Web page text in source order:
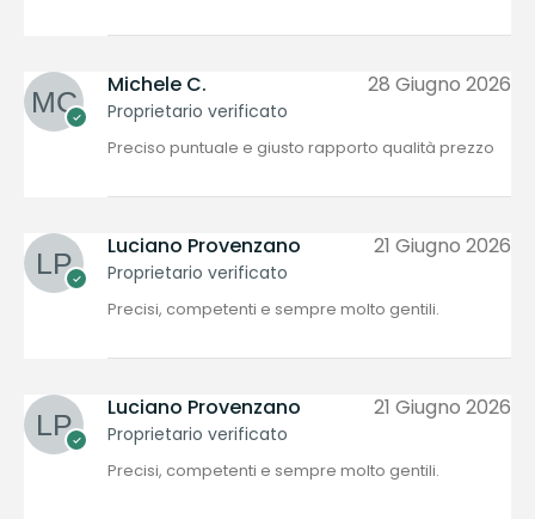
Michele C.
Proprietario verificato
28 Giugno 2026
Preciso puntuale e giusto rapporto qualità prezzo
Luciano Provenzano
Proprietario verificato
21 Giugno 2026
Precisi, competenti e sempre molto gentili.
Luciano Provenzano
Proprietario verificato
21 Giugno 2026
Precisi, competenti e sempre molto gentili.